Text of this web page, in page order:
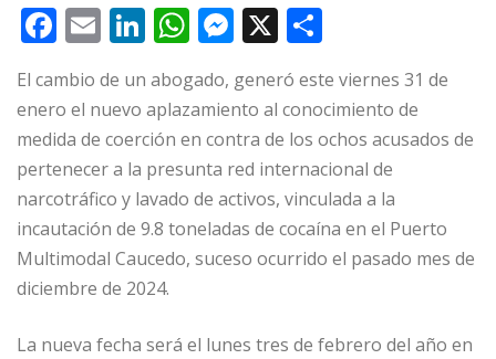
F
a
c
e
b
o
o
k
E
m
ai
l
Li
n
k
e
dI
n
W
h
at
s
A
p
p
M
ss
e
n
g
e
r
X
m
p
ar
ti
r
El cambio de un abogado, generó este viernes 31 de
enero el nuevo aplazamiento al conocimiento de
medida de coerción en contra de los ochos acusados de
pertenecer a la presunta red internacional de
narcotráfico y lavado de activos, vinculada a la
incautación de 9.8 toneladas de cocaína en el Puerto
Multimodal Caucedo, suceso ocurrido el pasado mes de
diciembre de 2024.
La nueva fecha será el lunes tres de febrero del año en